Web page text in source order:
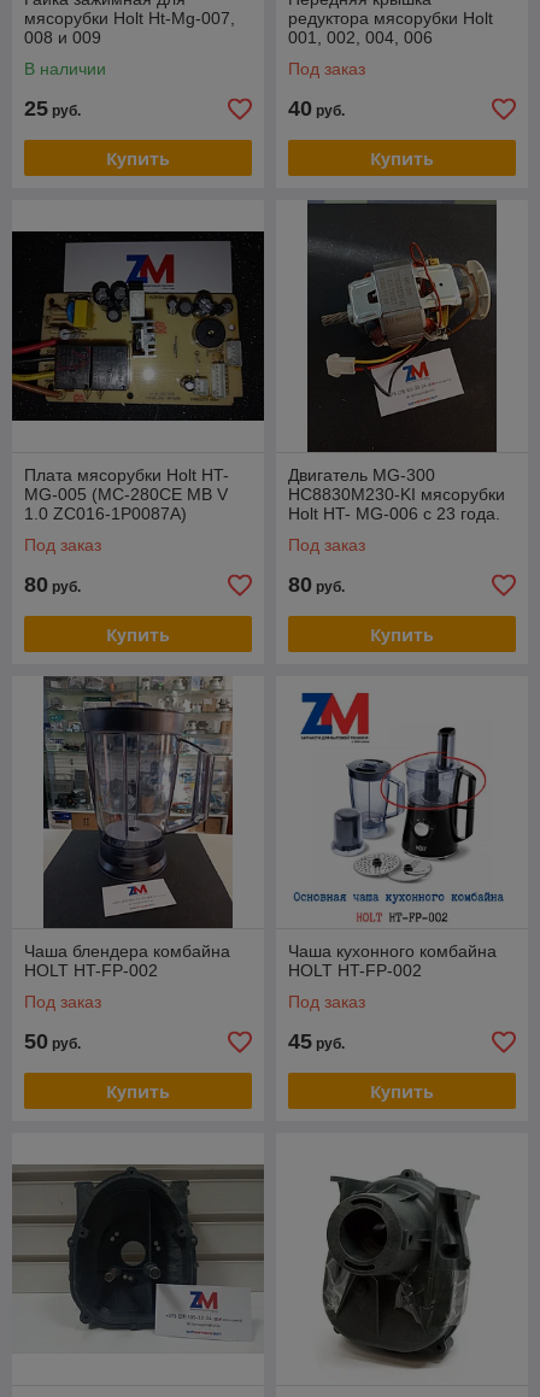
мясорубки Holt Ht-Mg-007,
008 и 009
В наличии
25 руб.
Купить
редуктора мясорубки Holt
001, 002, 004, 006
Под заказ
40 руб.
Купить
Плата мясорубки Holt HT-
MG-005 (MC-280CE MB V
1.0 ZC016-1P0087A)
Под заказ
80 руб.
Купить
Двигатель MG-300
HC8830M230-KI мясорубки
Holt HT- MG-006 с 23 года.
Под заказ
80 руб.
Купить
Чаша блендера комбайна
HOLT HT-FP-002
Под заказ
50 руб.
Купить
Чаша кухонного комбайна
HOLT HT-FP-002
Под заказ
45 руб.
Купить